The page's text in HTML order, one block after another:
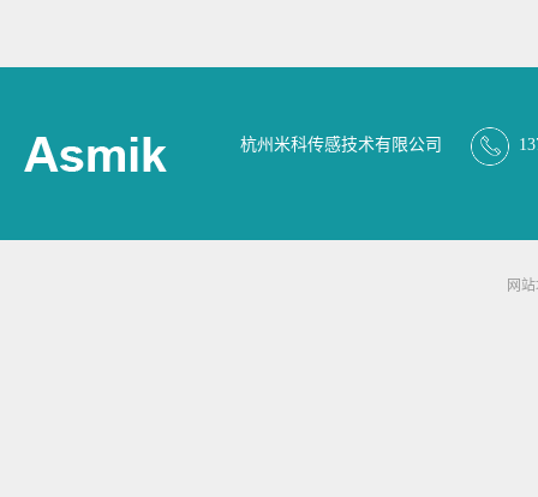
杭州米科传感技术有限公司
网